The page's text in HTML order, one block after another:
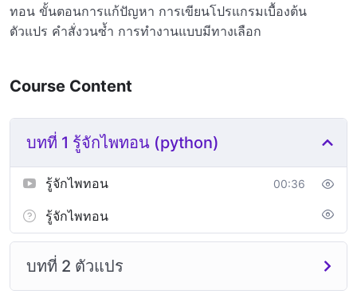
ทอน ขั้นตอนการแก้ปัญหา การเขียนโปรแกรมเบื้องต้น
ตัวแปร คำสั่งวนซ้ำ การทำงานแบบมีทางเลือก
Course Content
บทที่ 1 รู้จักไพทอน (python)
รู้จักไพทอน 00:36
รู้จักไพทอน
บทที่ 2 ตัวแปร